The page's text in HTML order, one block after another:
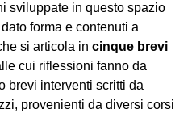
sviluppate in questo spazio
forma e contenuti a
si articola in cinque brevi
cui riflessioni fanno da
brevi interventi scritti da
provenienti da diversi corsi